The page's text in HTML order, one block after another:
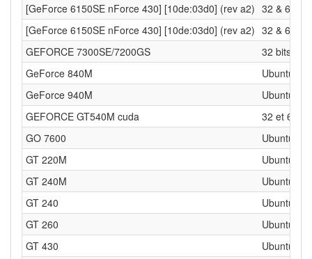
[GeForce 6150SE nForce 430] [10de:03d0] (rev a2) 32 & 64
[GeForce 6150SE nForce 430] [10de:03d0] (rev a2) 32 & 64
GEFORCE 7300SE/7200GS
32 bits
GeForce 840M
Ubuntu 64
GeForce 940M
Ubuntu 64
GEFORCE GT540M cuda
32 et 64
GO 7600
Ubuntu 32
GT 220M
Ubuntu
GT 240M
Ubuntu
GT 240
Ubuntu 32
GT 260
Ubuntu 64
GT 430
Ubuntu 64